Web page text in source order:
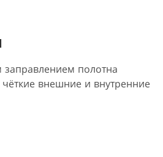
полотна
внешние и внутренние